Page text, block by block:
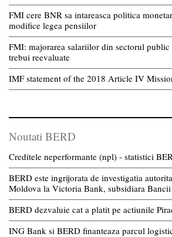
FMI cere BNR sa intareasca politica
modifice legea pensiilor
FMI: majorarea salariilor din sectorul
trebui reevaluate
IMF statement of the 2018 Article IV
Noutati BERD
Creditele neperformante (npl) - statistici
BERD este ingrijorata de investigatia
Moldova la Victoria Bank, subsidiara
BERD dezvaluie cat a platit pe actiunile
ING Bank si BERD finanteaza parcul